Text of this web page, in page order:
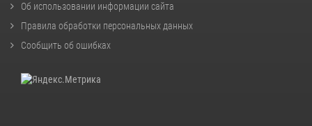
Об использовании информации сайта
Правила обработки персональных данных
Сообщить об ошибках